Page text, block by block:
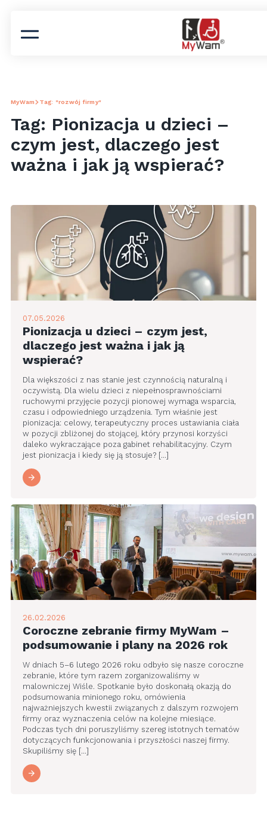
MyWam Tag: "rozwój firmy"
Tag: Pionizacja u dzieci –
czym jest, dlaczego jest
ważna i jak ją wspierać?
07.05.2026
Pionizacja u dzieci – czym jest,
dlaczego jest ważna i jak ją
wspierać?
Dla większości z nas stanie jest czynnością naturalną i
oczywistą. Dla wielu dzieci z niepełnosprawnościami
ruchowymi przyjęcie pozycji pionowej wymaga wsparcia,
czasu i odpowiedniego urządzenia. Tym właśnie jest
pionizacja: celowy, terapeutyczny proces ustawiania ciała
w pozycji zbliżonej do stojącej, który przynosi korzyści
daleko wykraczające poza gabinet rehabilitacyjny. Czym
jest pionizacja i kiedy się ją stosuje? […]
26.02.2026
Coroczne zebranie firmy MyWam –
podsumowanie i plany na 2026 rok
W dniach 5–6 lutego 2026 roku odbyło się nasze coroczne
zebranie, które tym razem zorganizowaliśmy w
malowniczej Wiśle. Spotkanie było doskonałą okazją do
podsumowania minionego roku, omówienia
najważniejszych kwestii związanych z dalszym rozwojem
firmy oraz wyznaczenia celów na kolejne miesiące.
Podczas tych dni poruszyliśmy szereg istotnych tematów
dotyczących funkcjonowania i przyszłości naszej firmy.
Skupiliśmy się […]